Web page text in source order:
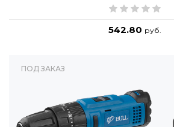
542.80 руб.
ПОД ЗАКАЗ